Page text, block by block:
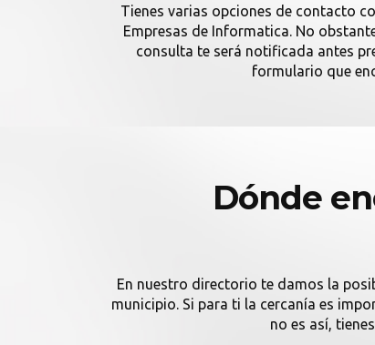
Tienes varias opciones de contacto
Empresas de Informatica. No
consulta te será notificada antes
formulario que
Dónde
En nuestro directorio te damos la
municipio. Si para ti la cercanía es
no es así,